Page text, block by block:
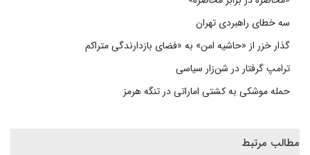
سه خطای راهبردی تهران
گذار خزر از «حاشیه امن» به «فضای بازدارندگی متراکم
ترامپ گرفتار در شن‌زار سیاسی
حمله موشکی به کشتی اماراتی در تنگه هرمز
مطالب مرتبط